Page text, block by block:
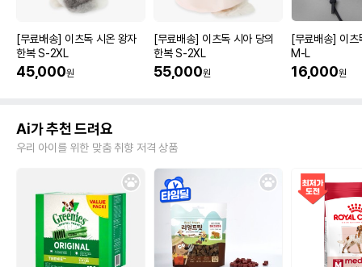
[무료배송] 이츠독 시온 왕자
한복 S-2XL
45,000원
[무료배송] 이츠독 시아 당의
한복 S-2XL
55,000원
[무료배송] 이츠
M-L
16,000원
Ai가 추천 드려요
우리 아이를 위한 맞춤 취향 저격 상품